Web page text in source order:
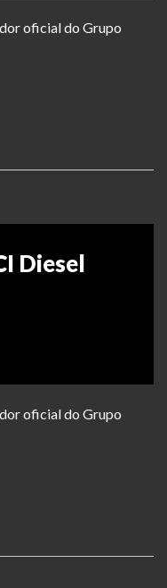
oficial do Grupo
Diesel
oficial do Grupo